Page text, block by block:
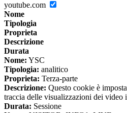
youtube.com
Nome
Tipologia
Proprieta
Descrizione
Durata
Nome: YSC
Tipologia: analitico
Proprieta: Terza-parte
Descrizione: Questo cookie è
traccia delle visualizzazioni dei video
Durata: Sessione